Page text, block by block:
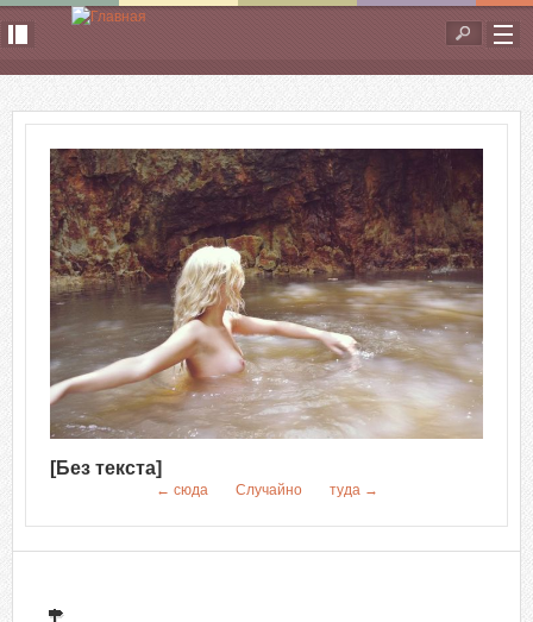
Перейти к основному содержанию
Форма
поиска
[Без текста]
← сюда Случайно туда →